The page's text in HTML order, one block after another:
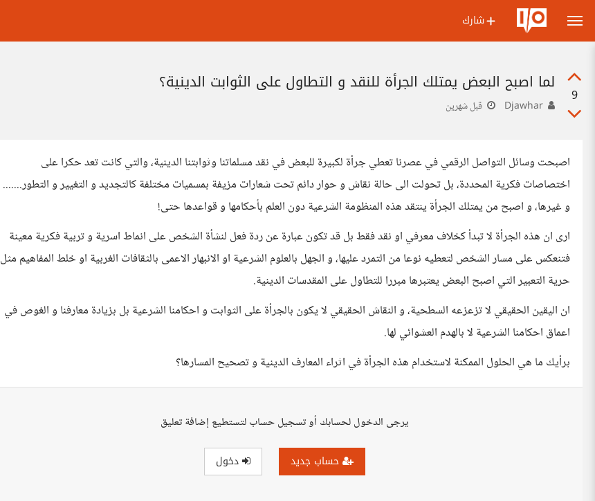
شارك
9
لما اصبح البعض يمتلك الجرأة للنقد و التطاول على الثوابت الدينية؟
قبل شهرين
اصبحت وسائل التواصل الرقمي في عصرنا تعطي جرأة لكبيرة للبعض في نقد مسلماتنا وثوابتنا الدينية، والتي كانت تعد حكرا على
اختصاصات فكرية المحددة، بل تحولت الى حالة نقاش و حوار دائم تحت شعارات مزيفة بمسميات مختلفة كالتجديد و التغيير و التطور.......
و غيرها، و اصبح من يمتلك الجرأة ينتقد هذه المنظومة الشرعية دون العلم بأحكامها و قواعدها حتى!
ارى ان هذه الجرأة لا تبدأ كخلاف معرفي او نقد فقط بل قد تكون عبارة عن ردة فعل لنشأة الشخص على انماط اسرية و تربية فكرية معينة
فتنعكس على مسار الشخص لتعطيه نوعا من التمرد عليها، و الجهل بالعلوم الشرعية او الانبهار الاعمى بالثقافات الغربية او خلط المفاهيم مثل
حرية التعبير التي اصبح البعض يعتبرها مبررا للتطاول على المقدسات الدينية.
ان اليقين الحقيقي لا تزعزعه السطحية، و النقاش الحقيقي لا يكون بالجرأة على الثوابت و احكامنا الشرعية بل بزيادة معارفنا و الغوص في
اعماق احكامنا الشرعية لا بالهدم العشوائي لها.
برأيك ما هي الحلول الممكنة لاستخدام هذه الجرأة في اثراء المعارف الدينية و تصحيح المسارها؟
يرجى الدخول لحسابك أو تسجيل حساب لتستطيع إضافة تعليق
حساب جديد دخول